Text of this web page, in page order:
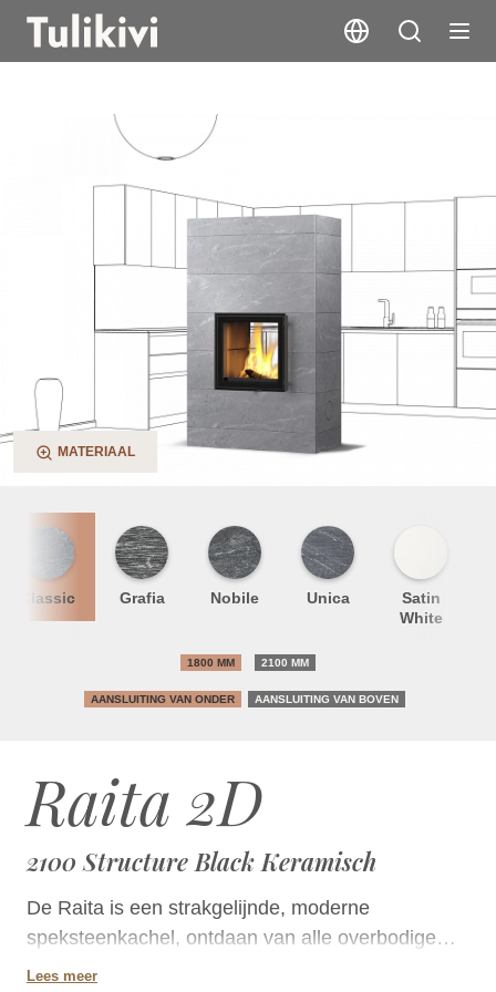
Raita 2D
MATERIAAL
Raita 2D
2100 Structure Black Keramisch
De Raita is een strakgelijnde, moderne
speksteenkachel, ontdaan van alle overbodige
franje. U kunt kiezen uit een kacheloppervlak van
Lees meer
Classic Grafia Nobile Unica
Satin
White
1800 MM 2100 MM
AANSLUITING VAN ONDER AANSLUITING VAN BOVEN